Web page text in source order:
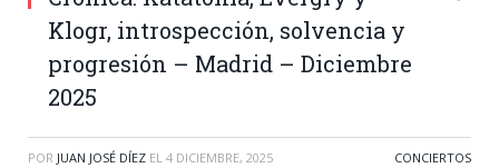
Klogr, introspección, solvencia y
progresión – Madrid – Diciembre
2025
POR JUAN JOSÉ DÍEZ EL 4 DICIEMBRE, 2025 CONCIERTOS